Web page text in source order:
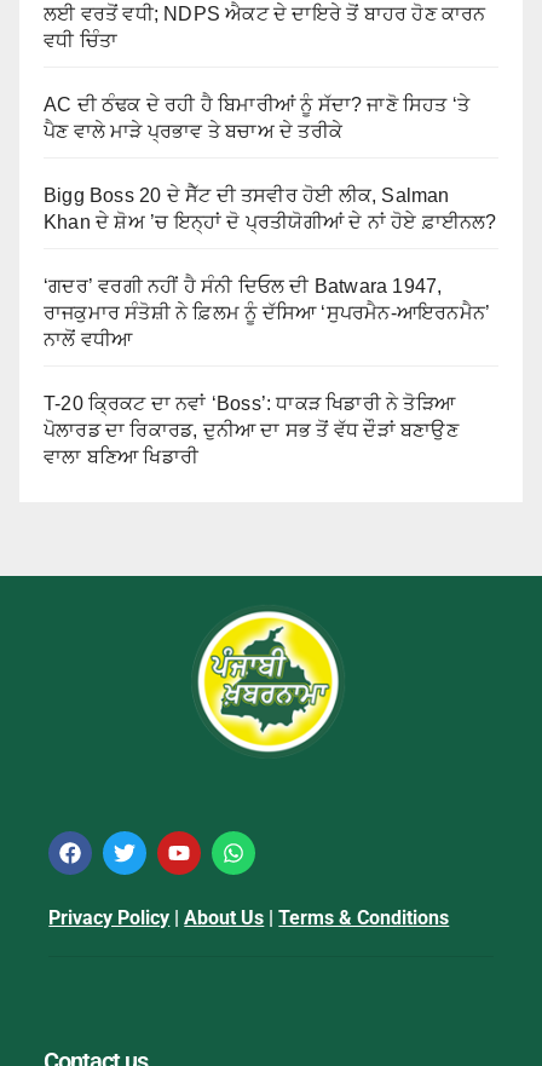
ਲਈ ਵਰਤੋਂ ਵਧੀ; NDPS ਐਕਟ ਦੇ ਦਾਇਰੇ ਤੋਂ ਬਾਹਰ ਹੋਣ ਕਾਰਨ
ਵਧੀ ਚਿੰਤਾ
AC ਦੀ ਠੰਢਕ ਦੇ ਰਹੀ ਹੈ ਬਿਮਾਰੀਆਂ ਨੂੰ ਸੱਦਾ? ਜਾਣੋ ਸਿਹਤ ‘ਤੇ
ਪੈਣ ਵਾਲੇ ਮਾੜੇ ਪ੍ਰਭਾਵ ਤੇ ਬਚਾਅ ਦੇ ਤਰੀਕੇ
Bigg Boss 20 ਦੇ ਸੈੱਟ ਦੀ ਤਸਵੀਰ ਹੋਈ ਲੀਕ, Salman
Khan ਦੇ ਸ਼ੋਅ ’ਚ ਇਨ੍ਹਾਂ ਦੋ ਪ੍ਰਤੀਯੋਗੀਆਂ ਦੇ ਨਾਂ ਹੋਏ ਫ਼ਾਈਨਲ?
‘ਗਦਰ’ ਵਰਗੀ ਨਹੀਂ ਹੈ ਸੰਨੀ ਦਿਓਲ ਦੀ Batwara 1947,
ਰਾਜਕੁਮਾਰ ਸੰਤੋਸ਼ੀ ਨੇ ਫ਼ਿਲਮ ਨੂੰ ਦੱਸਿਆ ‘ਸੁਪਰਮੈਨ-ਆਇਰਨਮੈਨ’
ਨਾਲੋਂ ਵਧੀਆ
T-20 ਕ੍ਰਿਕਟ ਦਾ ਨਵਾਂ ‘Boss’: ਧਾਕੜ ਖਿਡਾਰੀ ਨੇ ਤੋੜਿਆ
ਪੋਲਾਰਡ ਦਾ ਰਿਕਾਰਡ, ਦੁਨੀਆ ਦਾ ਸਭ ਤੋਂ ਵੱਧ ਦੌੜਾਂ ਬਣਾਉਣ
ਵਾਲਾ ਬਣਿਆ ਖਿਡਾਰੀ
Privacy Policy |About Us |Terms & Conditions